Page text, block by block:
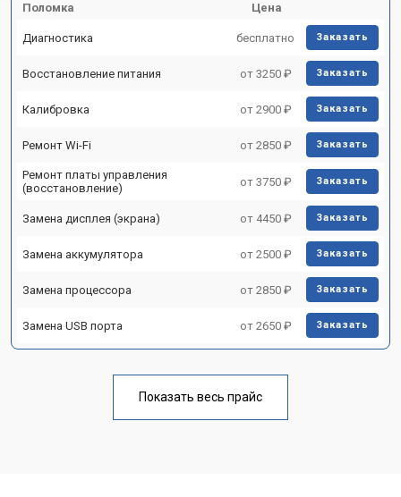
Поломка Цена
Диагностика бесплатно Заказать
Восстановление питания от 3250 ₽ Заказать
Калибровка от 2900 ₽ Заказать
Ремонт Wi-Fi от 2850 ₽ Заказать
Ремонт платы управления
(восстановление)
от 3750 ₽ Заказать
Замена дисплея (экрана) от 4450 ₽ Заказать
Замена аккумулятора от 2500 ₽ Заказать
Замена процессора от 2850 ₽ Заказать
Замена USB порта от 2650 ₽ Заказать
Показать весь прайс